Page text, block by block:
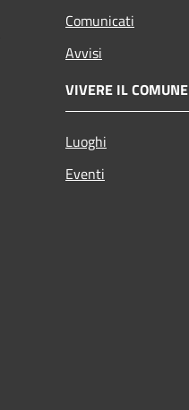
Comunicati
Avvisi
VIVERE IL COMUNE
Luoghi
Eventi